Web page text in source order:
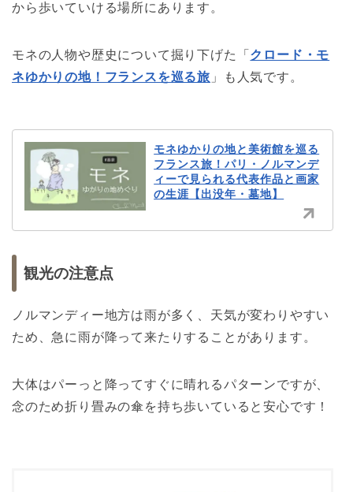
から歩いていける場所にあります。
モネの人物や歴史について掘り下げた「 クロード・モ
ネゆかりの地！フランスを巡る旅 」も人気です。
モネゆかりの地と美術館を巡る
フランス旅！パリ・ノルマンデ
ィーで見られる代表作品と画家
の生涯【出没年・墓地】
観光の注意点
ノルマンディー地方は雨が多く、天気が変わりやすい
ため、急に雨が降って来たりすることがあります。
大体はパーっと降ってすぐに晴れるパターンですが、
念のため折り畳みの傘を持ち歩いていると安心です！